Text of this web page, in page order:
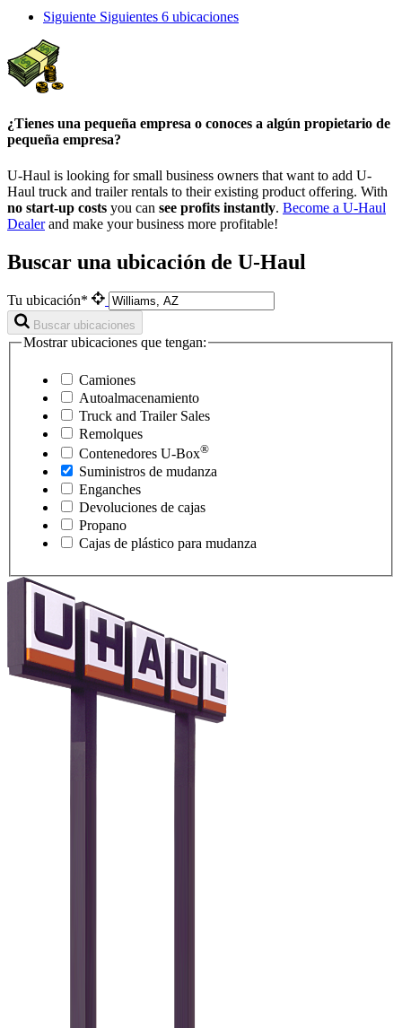
Siguiente Siguientes 6 ubicaciones
¿Tienes una pequeña empresa o conoces a algún propietario de
pequeña empresa?
U-Haul is looking for small business owners that want to add U-
Haul truck and trailer rentals to their existing product offering. With
no start-up costs you can see profits instantly. Become a U-Haul
Dealerand make your business more profitable!
Buscar una ubicación de U-Haul
Tu ubicación*
Buscar ubicaciones
Mostrar ubicaciones que tengan:
Camiones
Autoalmacenamiento
Truck and Trailer Sales
Remolques
Contenedores U-Box®
Suministros de mudanza
Enganches
Devoluciones de cajas
Propano
Cajas de plástico para mudanza